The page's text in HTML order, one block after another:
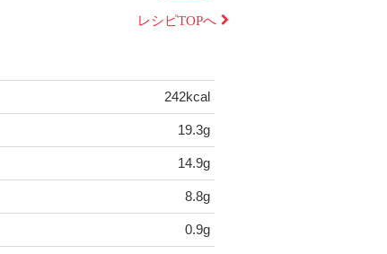
レシピTOPへ
242kcal
19.3g
14.9g
8.8g
0.9g